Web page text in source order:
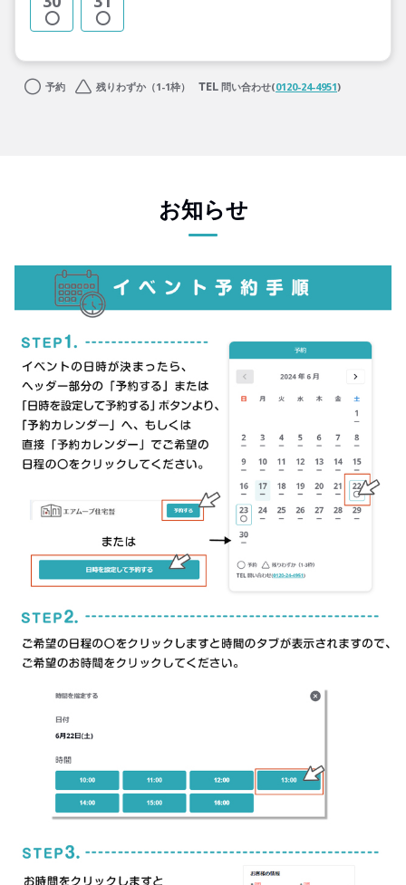
予約 残りわずか（1-1枠） 問い合わせ(0120-24-4951)
お知らせ